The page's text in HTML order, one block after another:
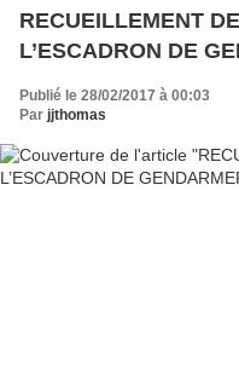
RECUEILLEMENT
L’ESCADRON DE
Publié le 28/02/2017 à 00:03
Par jjthomas